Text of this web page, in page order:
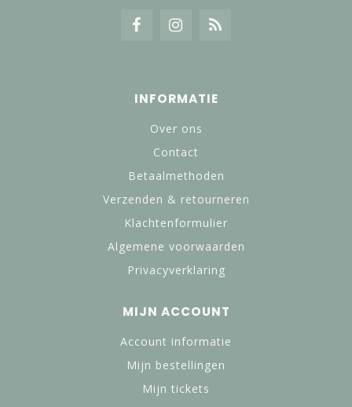
INFORMATIE
Over ons
Contact
Betaalmethoden
Verzenden & retourneren
Klachtenformulier
Algemene voorwaarden
Privacyverklaring
MIJN ACCOUNT
Account informatie
Mijn bestellingen
Mijn tickets